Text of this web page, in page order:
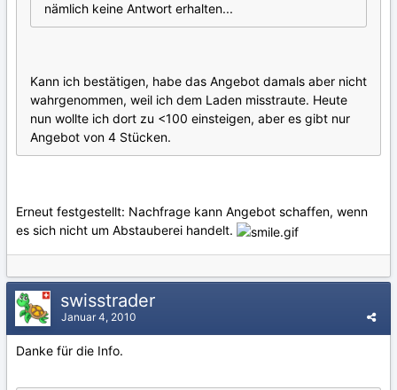
nämlich keine Antwort erhalten...
Kann ich bestätigen, habe das Angebot damals aber nicht
wahrgenommen, weil ich dem Laden misstraute. Heute
nun wollte ich dort zu <100 einsteigen, aber es gibt nur
Angebot von 4 Stücken.
Erneut festgestellt: Nachfrage kann Angebot schaffen, wenn
es sich nicht um Abstauberei handelt.
swisstrader
Januar 4, 2010
Danke für die Info.